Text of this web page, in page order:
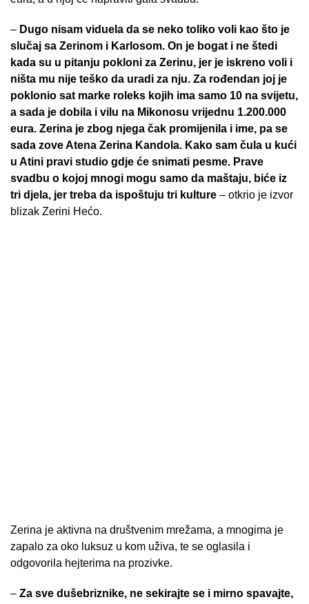
– Dugo nisam viduela da se neko toliko voli kao što je
slučaj sa Zerinom i Karlosom. On je bogat i ne štedi
kada su u pitanju pokloni za Zerinu, jer je iskreno voli i
ništa mu nije teško da uradi za nju. Za rođendan joj je
poklonio sat marke roleks kojih ima samo 10 na svijetu,
a sada je dobila i vilu na Mikonosu vrijednu 1.200.000
eura. Zerina je zbog njega čak promijenila i ime, pa se
sada zove Atena Zerina Kandola. Kako sam čula u kući
u Atini pravi studio gdje će snimati pesme. Prave
svadbu o kojoj mnogi mogu samo da maštaju, biće iz
tri djela, jer treba da ispoštuju tri kulture – otkrio je izvor
blizak Zerini Hećo.
Zerina je aktivna na društvenim mrežama, a mnogima je
zapalo za oko luksuz u kom uživa, te se oglasila i
odgovorila hejterima na prozivke.
– Za sve dušebriznike, ne sekirajte se i mirno spavajte,